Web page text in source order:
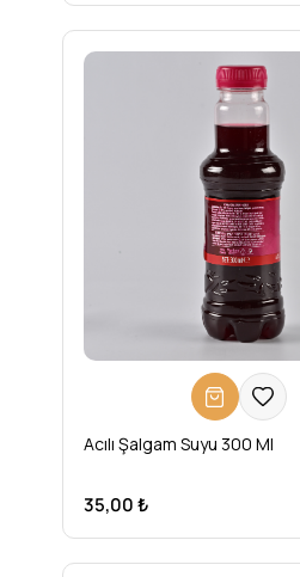
Acılı Şalgam Suyu 300 Ml
35,00 ₺